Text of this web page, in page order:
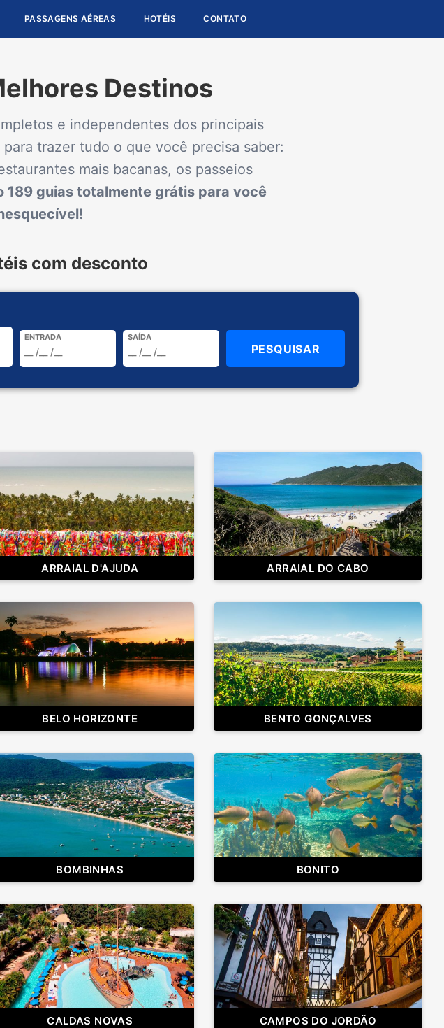
PASSAGENS AÉREAS HOTÉIS CONTATO
Destinos
e independentes dos principais
trazer tudo o que você precisa saber:
mais bacanas, os passeios
189 guias totalmente grátis para você
com desconto
ENTRADA SAÍDA
ARRAIAL D'AJUDA ARRAIAL DO CABO
BELO HORIZONTE BENTO GONÇALVES
BOMBINHAS BONITO
CALDAS NOVAS CAMPOS DO JORDÃO